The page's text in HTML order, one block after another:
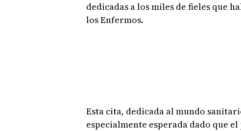
dedicadas a los miles de fieles que
los Enfermos.
Esta cita, dedicada al mundo
especialmente esperada dado que